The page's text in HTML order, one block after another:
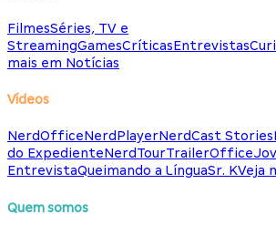
FilmesSéries, TV e
StreamingGamesCríticasEntrevistas
mais em Notícias
Vídeos
NerdOfficeNerdPlayerNerdCast Stories
do ExpedienteNerdTourTrailerOffice
EntrevistaQueimando a LínguaSr. KVeja
Quem somos